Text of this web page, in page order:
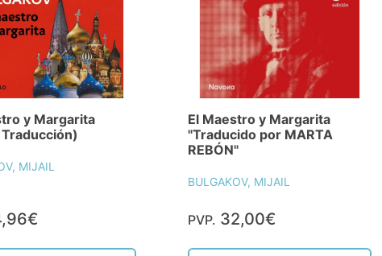
y Margarita
MIJAIL
El Maestro y Margarita
"Traducido por MARTA
REBÓN"
BULGAKOV, MIJAIL
PVP. 32,00€